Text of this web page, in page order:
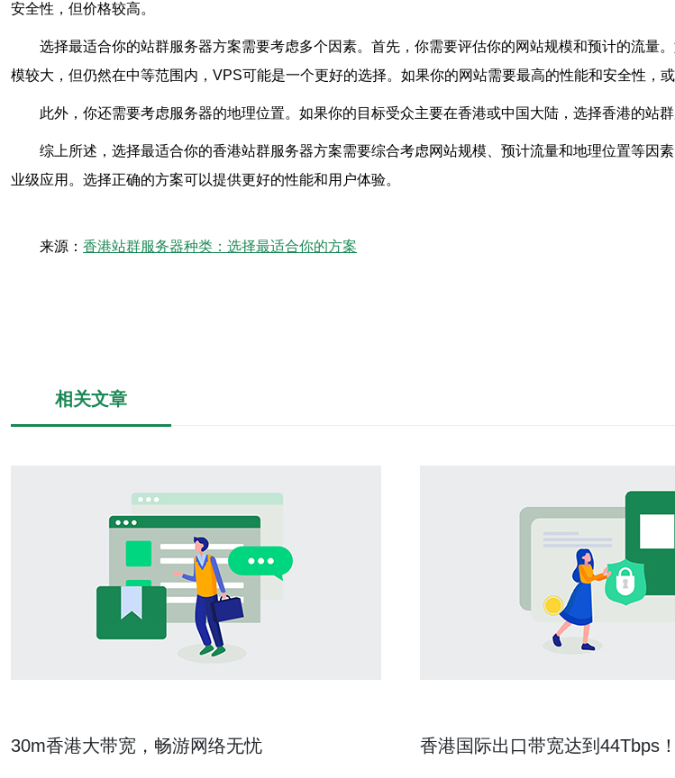
安全性，但价格较高。
选择最适合你的站群服务器方案需要考虑多个因素。首先，你需要评估你的网站规模和预计的流
模较大，但仍然在中等范围内，VPS可能是一个更好的选择。如果你的网站需要最高的性能和安全性，
此外，你还需要考虑服务器的地理位置。如果你的目标受众主要在香港或中国大陆，选择香港的站
综上所述，选择最适合你的香港站群服务器方案需要综合考虑网站规模、预计流量和地理位置等
业级应用。选择正确的方案可以提供更好的性能和用户体验。
来源： 香港站群服务器种类：选择最适合你的方案
相关文章
30m香港大带宽，畅游网络无忧 香港国际出口带宽达到44Tbps！